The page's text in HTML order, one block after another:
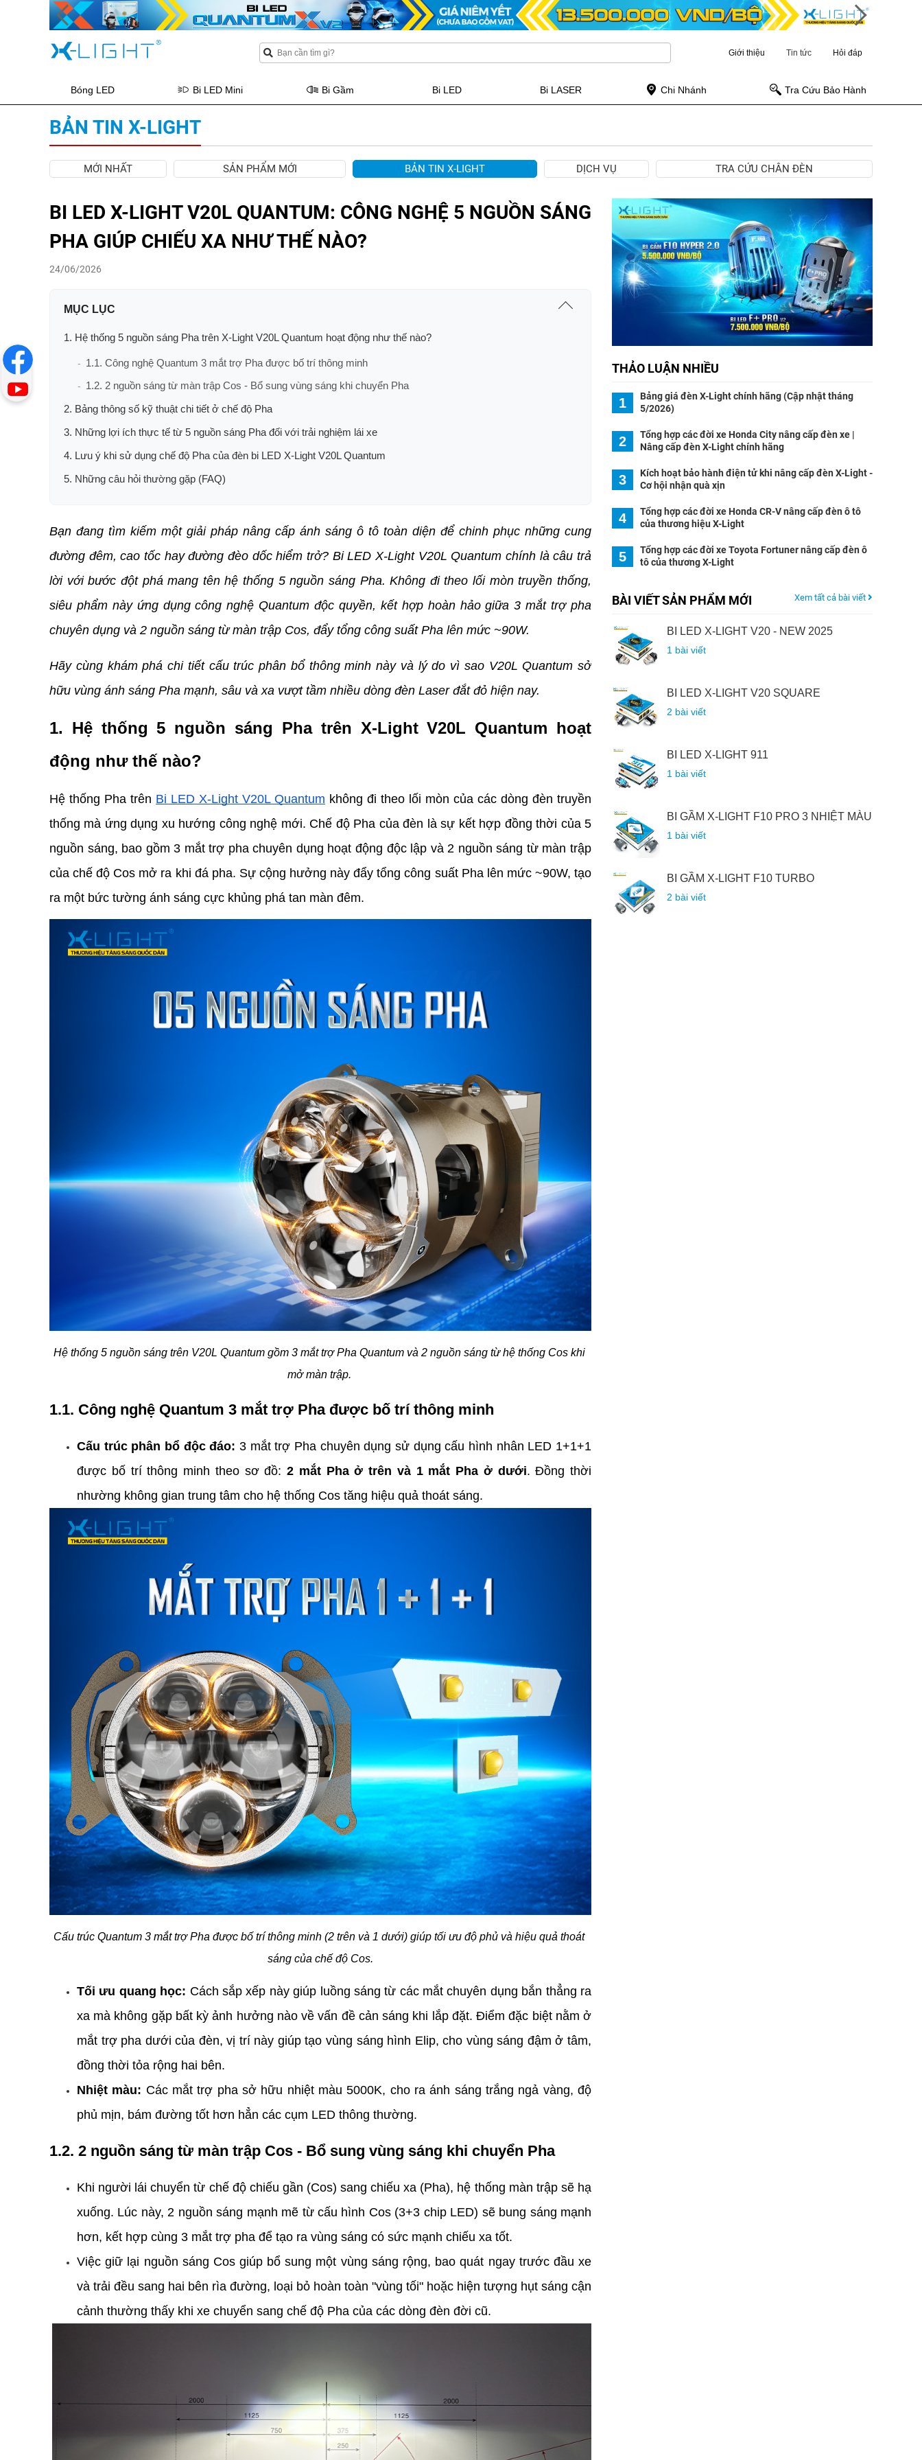
Giới thiệu Tin tức Hỏi đáp
Bóng LED Bi LED Mini Bi Gầm Bi LED Bi LASER Chi Nhánh Tra Cứu Bảo Hành
BẢN TIN X-LIGHT
MỚI NHẤT SẢN PHẨM MỚI BẢN TIN X-LIGHT DỊCH VỤ TRA CỨU CHÂN ĐÈN
BI LED X-LIGHT V20L QUANTUM: CÔNG NGHỆ 5 NGUỒN SÁNG
PHA GIÚP CHIẾU XA NHƯ THẾ NÀO?
24/06/2026
MỤC LỤC
1. Hệ thống 5 nguồn sáng Pha trên X-Light V20L Quantum hoạt động như thế nào?
1.1. Công nghệ Quantum 3 mắt trợ Pha được bố trí thông minh
1.2. 2 nguồn sáng từ màn trập Cos - Bổ sung vùng sáng khi chuyển Pha
2. Bảng thông số kỹ thuật chi tiết ở chế độ Pha
3. Những lợi ích thực tế từ 5 nguồn sáng Pha đối với trải nghiệm lái xe
4. Lưu ý khi sử dụng chế độ Pha của đèn bi LED X-Light V20L Quantum
5. Những câu hỏi thường gặp (FAQ)
Bạn đang tìm kiếm một giải pháp nâng cấp ánh sáng ô tô toàn diện để chinh phục những cung
đường đêm, cao tốc hay đường đèo dốc hiểm trở? Bi LED X-Light V20L Quantum chính là câu trả
lời với bước đột phá mang tên hệ thống 5 nguồn sáng Pha. Không đi theo lối mòn truyền thống,
siêu phẩm này ứng dụng công nghệ Quantum độc quyền, kết hợp hoàn hảo giữa 3 mắt trợ pha
chuyên dụng và 2 nguồn sáng từ màn trập Cos, đẩy tổng công suất Pha lên mức ~90W.
Hãy cùng khám phá chi tiết cấu trúc phân bổ thông minh này và lý do vì sao V20L Quantum sở
hữu vùng ánh sáng Pha mạnh, sâu và xa vượt tầm nhiều dòng đèn Laser đắt đỏ hiện nay.
1. Hệ thống 5 nguồn sáng Pha trên X-Light V20L Quantum hoạt
động như thế nào?
Hệ thống Pha trên Bi LED X-Light V20L Quantum không đi theo lối mòn của các dòng đèn truyền
thống mà ứng dụng xu hướng công nghệ mới. Chế độ Pha của đèn là sự kết hợp đồng thời của 5
nguồn sáng, bao gồm 3 mắt trợ pha chuyên dụng hoạt động độc lập và 2 nguồn sáng từ màn trập
của chế độ Cos mở ra khi đá pha. Sự cộng hưởng này đẩy tổng công suất Pha lên mức ~90W, tạo
ra một bức tường ánh sáng cực khủng phá tan màn đêm.
Hệ thống 5 nguồn sáng trên V20L Quantum gồm 3 mắt trợ Pha Quantum và 2 nguồn sáng từ hệ thống Cos khi
mở màn trập.
1.1. Công nghệ Quantum 3 mắt trợ Pha được bố trí thông minh
Cấu trúc phân bổ độc đáo: 3 mắt trợ Pha chuyên dụng sử dụng cấu hình nhân LED 1+1+1
được bố trí thông minh theo sơ đồ: 2 mắt Pha ở trên và 1 mắt Pha ở dưới. Đồng thời
nhường không gian trung tâm cho hệ thống Cos tăng hiệu quả thoát sáng.
Cấu trúc Quantum 3 mắt trợ Pha được bố trí thông minh (2 trên và 1 dưới) giúp tối ưu độ phủ và hiệu quả thoát
sáng của chế độ Cos.
Tối ưu quang học: Cách sắp xếp này giúp luồng sáng từ các mắt chuyên dụng bắn thẳng ra
xa mà không gặp bất kỳ ảnh hưởng nào về vấn đề cản sáng khi lắp đặt. Điểm đặc biệt nằm ở
mắt trợ pha dưới của đèn, vị trí này giúp tạo vùng sáng hình Elip, cho vùng sáng đậm ở tâm,
đồng thời tỏa rộng hai bên.
Nhiệt màu: Các mắt trợ pha sở hữu nhiệt màu 5000K, cho ra ánh sáng trắng ngả vàng, độ
phủ mịn, bám đường tốt hơn hẳn các cụm LED thông thường.
1.2. 2 nguồn sáng từ màn trập Cos - Bổ sung vùng sáng khi chuyển Pha
Khi người lái chuyển từ chế độ chiếu gần (Cos) sang chiếu xa (Pha), hệ thống màn trập sẽ hạ
xuống. Lúc này, 2 nguồn sáng mạnh mẽ từ cấu hình Cos (3+3 chip LED) sẽ bung sáng mạnh
hơn, kết hợp cùng 3 mắt trợ pha để tạo ra vùng sáng có sức mạnh chiếu xa tốt.
Việc giữ lại nguồn sáng Cos giúp bổ sung một vùng sáng rộng, bao quát ngay trước đầu xe
và trải đều sang hai bên rìa đường, loại bỏ hoàn toàn "vùng tối" hoặc hiện tượng hụt sáng cận
cảnh thường thấy khi xe chuyển sang chế độ Pha của các dòng đèn đời cũ.
THẢO LUẬN NHIỀU
1
Bảng giá đèn X-Light chính hãng (Cập nhật tháng
5/2026)
2
Tổng hợp các đời xe Honda City nâng cấp đèn xe |
Nâng cấp đèn X-Light chính hãng
3
Kích hoạt bảo hành điện tử khi nâng cấp đèn X-Light -
Cơ hội nhận quà xịn
4
Tổng hợp các đời xe Honda CR-V nâng cấp đèn ô tô
của thương hiệu X-Light
5
Tổng hợp các đời xe Toyota Fortuner nâng cấp đèn ô
tô của thương X-Light
BÀI VIẾT SẢN PHẨM MỚI Xem tất cả bài viết
BI LED X-LIGHT V20 - NEW 2025
1 bài viết
BI LED X-LIGHT V20 SQUARE
2 bài viết
BI LED X-LIGHT 911
1 bài viết
BI GẦM X-LIGHT F10 PRO 3 NHIỆT MÀU
1 bài viết
BI GẦM X-LIGHT F10 TURBO
2 bài viết